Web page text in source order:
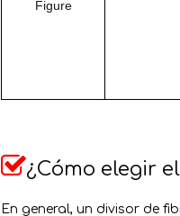
Figure
¿Cómo elegir
En general, un divisor de